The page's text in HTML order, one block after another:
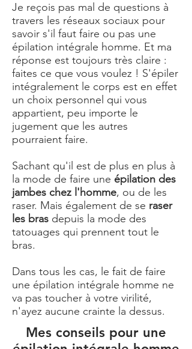
Je reçois pas mal de questions à
travers les réseaux sociaux pour
savoir s'il faut faire ou pas une
épilation intégrale homme. Et ma
réponse est toujours très claire :
faites ce que vous voulez ! S'épiler
intégralement le corps est en effet
un choix personnel qui vous
appartient, peu importe le
jugement que les autres
pourraient faire.
Sachant qu'il est de plus en plus à
la mode de faire une épilation des
jambes chez l'homme, ou de les
raser. Mais également de se raser
les bras depuis la mode des
tatouages qui prennent tout le
bras.
Dans tous les cas, le fait de faire
une épilation intégrale homme ne
va pas toucher à votre virilité,
n'ayez aucune crainte la dessus.
Mes conseils pour une